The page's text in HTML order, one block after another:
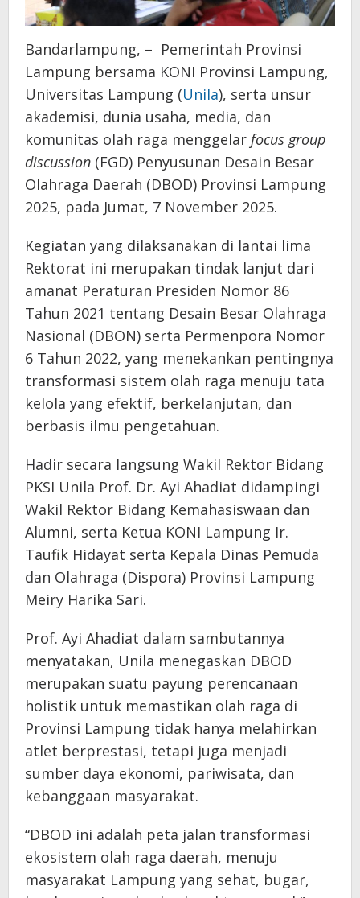
Bandarlampung, – Pemerintah Provinsi
Lampung bersama KONI Provinsi Lampung,
Universitas Lampung (Unila), serta unsur
akademisi, dunia usaha, media, dan
komunitas olah raga menggelar focus group
discussion (FGD) Penyusunan Desain Besar
Olahraga Daerah (DBOD) Provinsi Lampung
2025, pada Jumat, 7 November 2025.
Kegiatan yang dilaksanakan di lantai lima
Rektorat ini merupakan tindak lanjut dari
amanat Peraturan Presiden Nomor 86
Tahun 2021 tentang Desain Besar Olahraga
Nasional (DBON) serta Permenpora Nomor
6 Tahun 2022, yang menekankan pentingnya
transformasi sistem olah raga menuju tata
kelola yang efektif, berkelanjutan, dan
berbasis ilmu pengetahuan.
Hadir secara langsung Wakil Rektor Bidang
PKSI Unila Prof. Dr. Ayi Ahadiat didampingi
Wakil Rektor Bidang Kemahasiswaan dan
Alumni, serta Ketua KONI Lampung Ir.
Taufik Hidayat serta Kepala Dinas Pemuda
dan Olahraga (Dispora) Provinsi Lampung
Meiry Harika Sari.
Prof. Ayi Ahadiat dalam sambutannya
menyatakan, Unila menegaskan DBOD
merupakan suatu payung perencanaan
holistik untuk memastikan olah raga di
Provinsi Lampung tidak hanya melahirkan
atlet berprestasi, tetapi juga menjadi
sumber daya ekonomi, pariwisata, dan
kebanggaan masyarakat.
“DBOD ini adalah peta jalan transformasi
ekosistem olah raga daerah, menuju
masyarakat Lampung yang sehat, bugar,